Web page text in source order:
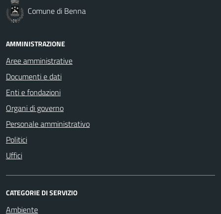
Comune di Benna
AMMINISTRAZIONE
Aree amministrative
Documenti e dati
Enti e fondazioni
Organi di governo
Personale amministrativo
Politici
Uffici
CATEGORIE DI SERVIZIO
Ambiente